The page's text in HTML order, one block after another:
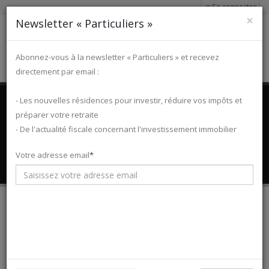
Se connecter
Accueil Programmes immobiliers Résidence étudiante
Programmes immobiliers
neufs « Résidence étudiante
»
BUDGET
×
Newsletter « Particuliers »
Abonnez-vous à la newsletter « Particuliers » et recevez
directement par email :
- Les nouvelles résidences pour investir, réduire vos impôts et
préparer votre retraite
- De l'actualité fiscale concernant l'investissement immobilier
Votre adresse email